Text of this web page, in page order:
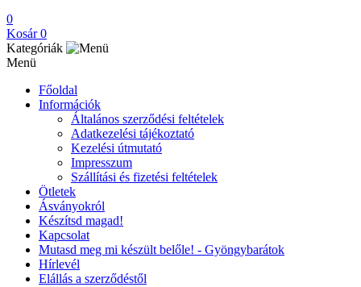
0
Kosár 0
Kategóriák
Menü
Főoldal
Információk
Általános szerződési feltételek
Adatkezelési tájékoztató
Kezelési útmutató
Impresszum
Szállítási és fizetési feltételek
Ötletek
Ásványokról
Készítsd magad!
Kapcsolat
Mutasd meg mi készült belőle! - Gyöngybarátok
Hírlevél
Elállás a szerződéstől